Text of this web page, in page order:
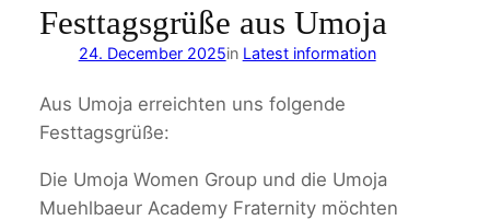
Festtagsgrüße aus Umoja
24. December 2025in Latest information
Aus Umoja erreichten uns folgende
Festtagsgrüße:
Die Umoja Women Group und die Umoja
Muehlbaeur Academy Fraternity möchten